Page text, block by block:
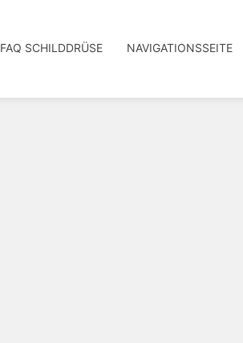
FAQ SCHILDDRÜSE NAVIGATIONSSEITE